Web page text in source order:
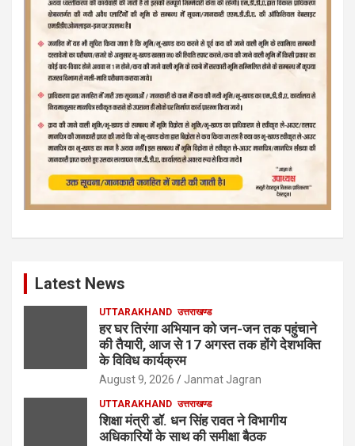
Latest News
UTTARAKHAND उत्तराखण्ड
हर घर तिरंगा अभियान को जन-जन तक पहुंचाने
की तैयारी, आज से 17 अगस्त तक होंगे देशभक्ति
के विविध कार्यक्रम
August 9, 2026 Janmat Jagran
UTTARAKHAND उत्तराखण्ड
शिक्षा मंत्री डॉ. धन सिंह रावत ने विभागीय
अधिकारियों के साथ की समीक्षा बैठक